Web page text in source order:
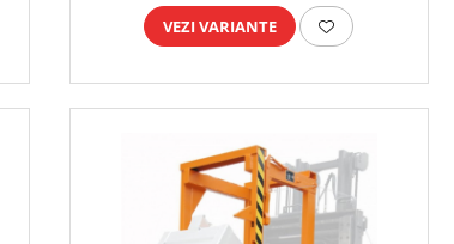
VEZI VARIANTE